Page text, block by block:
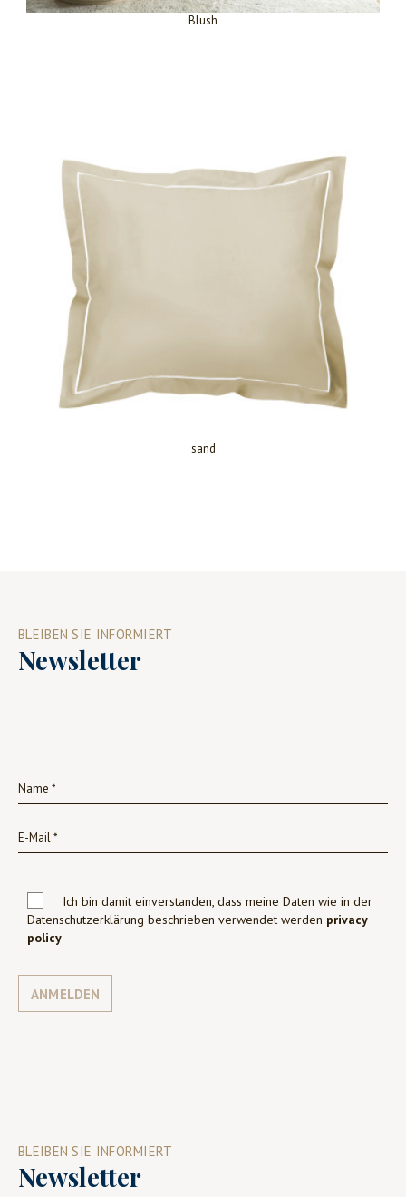
Blush
sand
BLEIBEN SIE INFORMIERT
Newsletter
Ich bin damit einverstanden, dass meine Daten wie in der
Datenschutzerklärung beschrieben verwendet werden privacy
policy
ANMELDEN
BLEIBEN SIE INFORMIERT
Newsletter